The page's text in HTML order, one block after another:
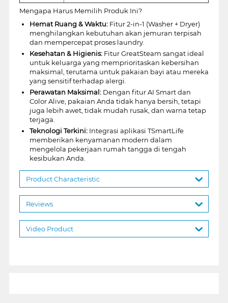
Mengapa Harus Memilih Produk Ini?
Hemat Ruang & Waktu:Fitur 2-in-1 (Washer + Dryer)
menghilangkan kebutuhan akan jemuran terpisah
dan mempercepat proses laundry.
Kesehatan & Higienis:Fitur GreatSteam sangat ideal
untuk keluarga yang memprioritaskan kebersihan
maksimal, terutama untuk pakaian bayi atau mereka
yang sensitif terhadap alergi.
Perawatan Maksimal:Dengan fitur AI Smart dan
Color Alive, pakaian Anda tidak hanya bersih, tetapi
juga lebih awet, tidak mudah rusak, dan warna tetap
terjaga.
Teknologi Terkini:Integrasi aplikasi TSmartLife
memberikan kenyamanan modern dalam
mengelola pekerjaan rumah tangga di tengah
kesibukan Anda.
Product Characteristic
Reviews
Video Product